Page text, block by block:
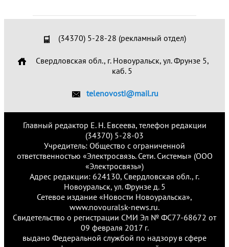
(34370) 5-28-28 (рекламный отдел)
Свердловская обл., г. Новоуральск, ул. Фрунзе 5,
каб. 5
telenovosti@mail.ru
Главный редактор Е. Н. Евсеева, телефон редакции
(34370) 5-28-03
Учредитель: Общество с ограниченной
ответственностью «Электросвязь. Сети. Системы» (ООО
«Электросвязь»)
Адрес редакции: 624130, Свердловская обл., г.
Новоуральск, ул. Фрунзе д. 5
Сетевое издание «Новости Новоуральска»,
www.novouralsk-news.ru.
Свидетельство о регистрации СМИ Эл № ФС77-68672 от
09 февраля 2017 г.
выдано Федеральной службой по надзору в сфере